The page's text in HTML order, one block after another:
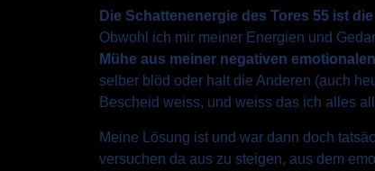
Die Schattenenergie des Tores 55 ist
Obwohl ich mir meiner Energien und
Mühe aus meiner negativen
selber blöd oder halt die Anderen (auch
Bescheid weiss, und weiss das ich alles
Meine Lösung ist und war dann doch
versuchen da aus zu steigen, aus dem